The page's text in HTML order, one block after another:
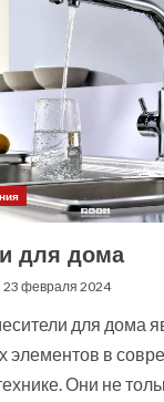
необходимо
для дома
23 февраля 2024
для дома
элементов в
Они не